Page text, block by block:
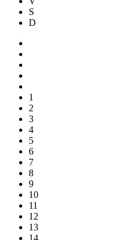
S
D
1
2
3
4
5
6
7
8
9
10
11
12
13